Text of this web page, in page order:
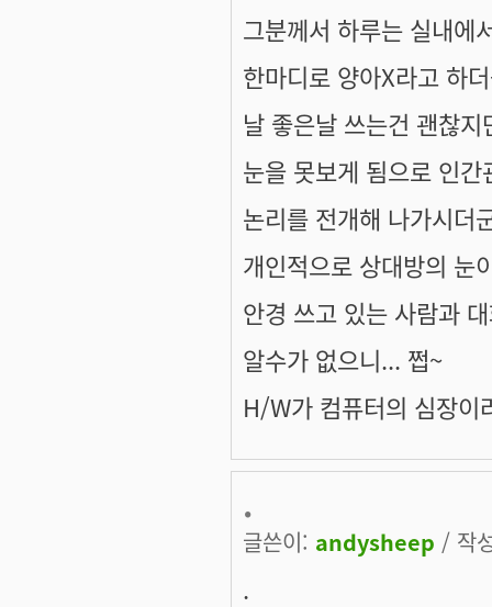
그분께서 하루는 실내에
한마디로 양아X라고 하
날 좋은날 쓰는건 괜찮
눈을 못보게 됨으로 인
논리를 전개해 나가시더
개인적으로 상대방의 눈
안경 쓰고 있는 사람과
알수가 없으니... 쩝~
H/W가 컴퓨터의 심장
.
글쓴이: andysheep / 작
.